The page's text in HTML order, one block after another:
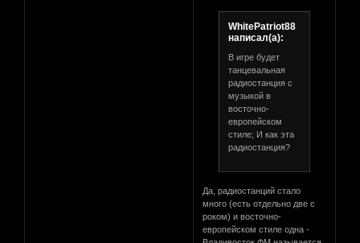
WhitePatriot88
написал(а):
В игре будет
танцевальная
радиостанция с
музыкой в
восточно-
европейском
стиле; И как эта
радиостанция?
Да, радиостанций стало
много (есть отдельно две с
роком) и восточно-
европейском стиле одна -